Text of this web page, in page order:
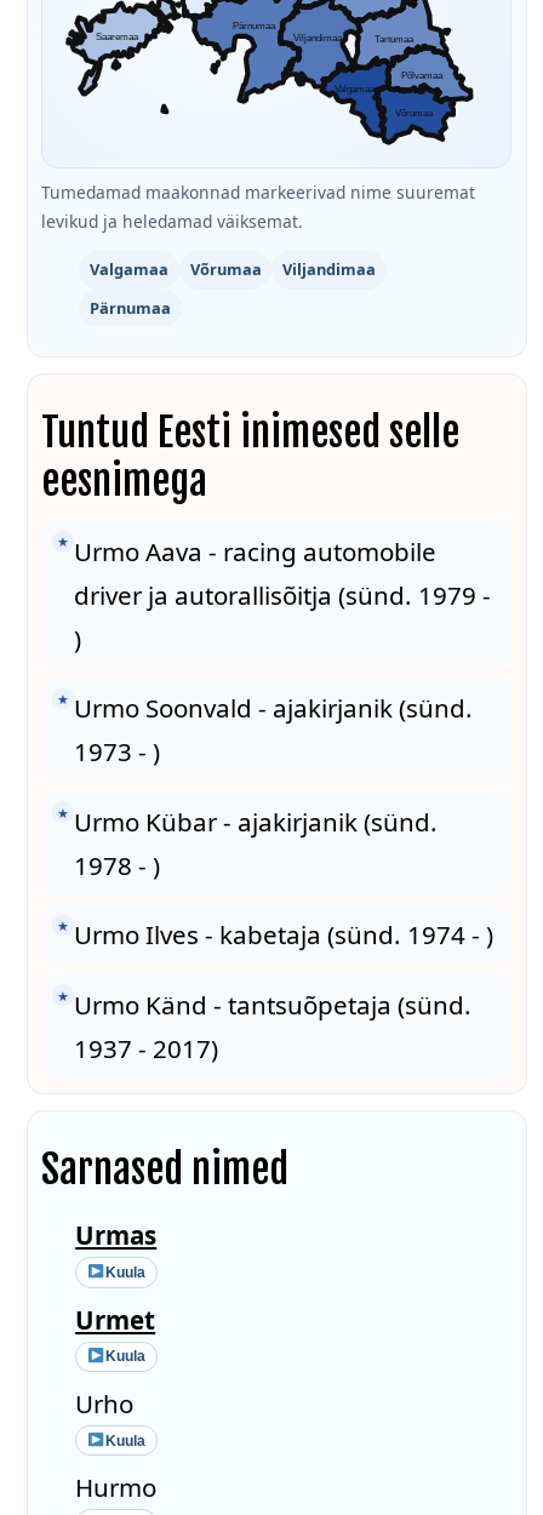
Saaremaa
Pärnumaa
Viljandimaa
Tartumaa
Põlvamaa
Võrumaa
Valgamaa
Tumedamad maakonnad markeerivad nime suuremat
levikud ja heledamad väiksemat.
Valgamaa Võrumaa
Viljandimaa
Pärnumaa
Tuntud Eesti inimesed selle
eesnimega
★ Urmo Aava - racing automobile
driver ja autorallisõitja (sünd. 1979 -
)
★ Urmo Soonvald - ajakirjanik (sünd.
1973 - )
★ Urmo Kübar - ajakirjanik (sünd.
1978 - )
★ Urmo Ilves - kabetaja (sünd. 1974 - )
★ Urmo Känd - tantsuõpetaja (sünd.
1937 - 2017)
Sarnased nimed
Urmas
Kuula
Urmet
Kuula
Urho
Kuula
Hurmo